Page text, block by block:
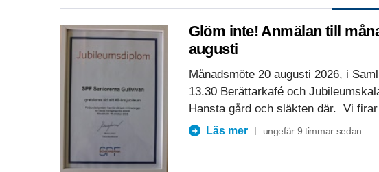
Glöm inte! Anmälan till
augusti
Månadsmöte 20 augusti 2026, i
13.30 Berättarkafé och
Hansta gård och släkten där. Vi
Läs mer ungefär 9 timmar sedan